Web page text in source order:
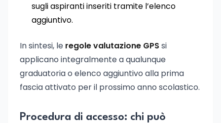
sugli aspiranti inseriti tramite l’elenco
aggiuntivo.
In sintesi, le regole valutazione GPS si
applicano integralmente a qualunque
graduatoria o elenco aggiuntivo alla prima
fascia attivato per il prossimo anno scolastico.
Procedura di accesso: chi può